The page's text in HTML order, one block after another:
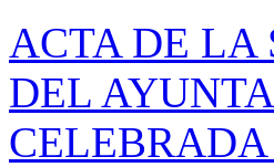
ACTA DE LA
DEL